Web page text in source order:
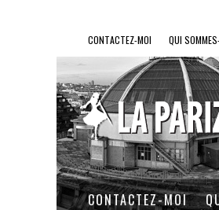
CONTACTEZ-MOI QUI
CONTACTEZ-MOI